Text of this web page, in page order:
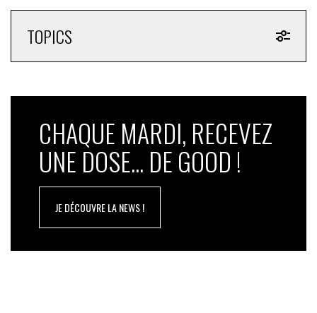
TOPICS
CHAQUE MARDI, RECEVEZ
UNE DOSE... DE GOOD !
JE DÉCOUVRE LA NEWS !